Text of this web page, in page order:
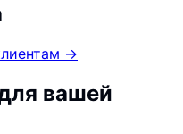
→
вашей